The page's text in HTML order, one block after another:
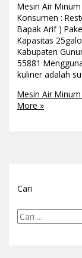
Mesin Air
Konsumen :
Bapak Arif )
Kapasitas
Kabupaten
55881
kuliner adalah
Mesin Air
More »
Cari